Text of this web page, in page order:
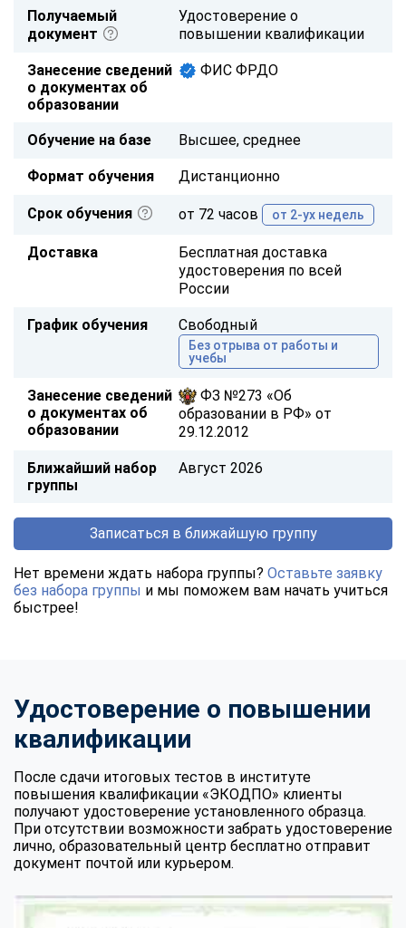
Получаемый
документ
Удостоверение о
повышении квалификации
Занесение сведений
о документах об
образовании
ФИС ФРДО
Обучение на базе Высшее, среднее
Формат обучения Дистанционно
Срок обучения от 72 часов от 2-ух недель
Доставка
Бесплатная доставка
удостоверения по всей
России
График обучения Свободный
Без отрыва от работы и
учебы
Занесение сведений
о документах об
образовании
ФЗ №273 «Об
образовании в РФ» от
29.12.2012
Ближайший набор
группы
Август 2026
Записаться в ближайшую группу
Нет времени ждать набора группы? Оставьте заявку
без набора группы и мы поможем вам начать учиться
быстрее!
Удостоверение о повышении
квалификации
После сдачи итоговых тестов в институте
повышения квалификации «ЭКОДПО» клиенты
получают удостоверение установленного образца.
При отсутствии возможности забрать удостоверение
лично, образовательный центр бесплатно отправит
документ почтой или курьером.